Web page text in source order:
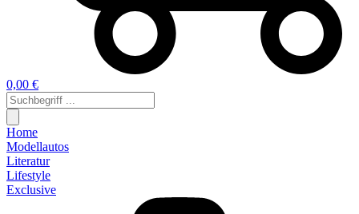
0,00 €
Home
Modellautos
Literatur
Lifestyle
Exclusive